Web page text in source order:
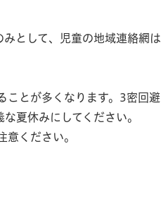
として、児童の地域連絡網は
ことが多くなります。3密回避
夏休みにしてください。
意ください。